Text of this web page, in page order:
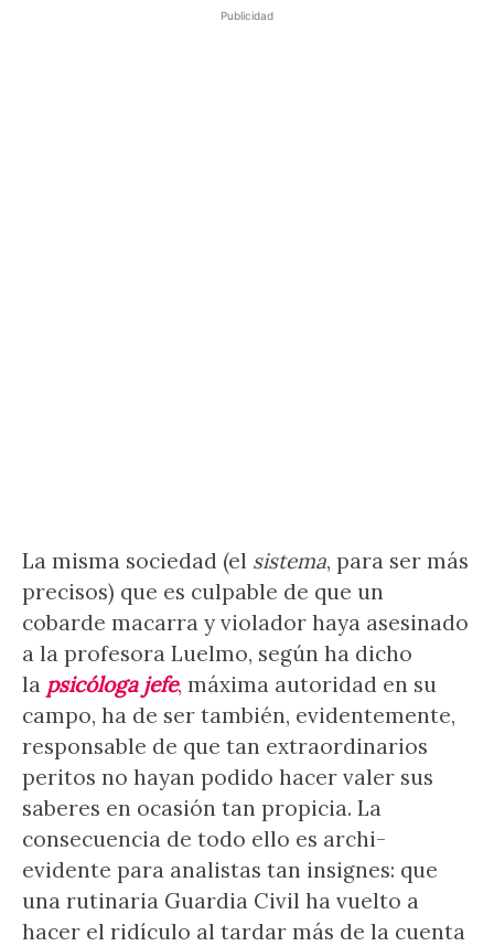
Publicidad
La misma sociedad (el sistema, para ser más
precisos) que es culpable de que un
cobarde macarra y violador haya asesinado
a la profesora Luelmo, según ha dicho
la psicóloga jefe, máxima autoridad en su
campo, ha de ser también, evidentemente,
responsable de que tan extraordinarios
peritos no hayan podido hacer valer sus
saberes en ocasión tan propicia. La
consecuencia de todo ello es archi-
evidente para analistas tan insignes: que
una rutinaria Guardia Civil ha vuelto a
hacer el ridículo al tardar más de la cuenta